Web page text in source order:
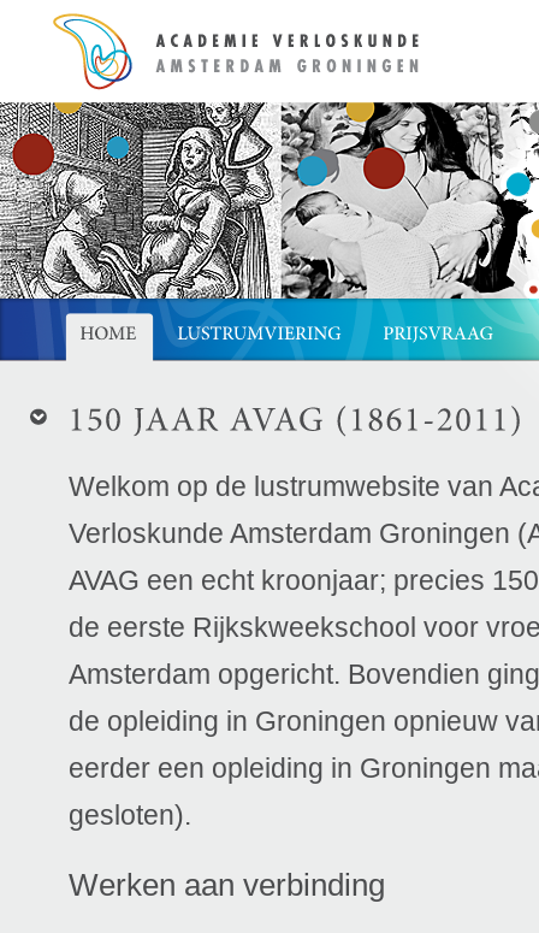
Welkom op de lustrumwebsite van
Verloskunde Amsterdam Groningen
AVAG een echt kroonjaar; precies
de eerste Rijkskweekschool voor
Amsterdam opgericht. Bovendien
de opleiding in Groningen opnieuw
eerder een opleiding in Groningen
gesloten).
Werken aan verbinding